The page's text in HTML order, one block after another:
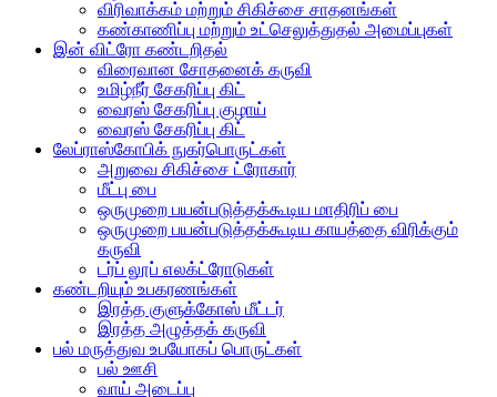
விரிவாக்கம் மற்றும் சிகிச்சை சாதனங்கள்
கண்காணிப்பு மற்றும் உட்செலுத்துதல் அமைப்புகள்
இன் விட்ரோ கண்டறிதல்
விரைவான சோதனைக் கருவி
உமிழ்நீர் சேகரிப்பு கிட்
வைரஸ் சேகரிப்பு குழாய்
வைரஸ் சேகரிப்பு கிட்
லேப்ராஸ்கோபிக் நுகர்பொருட்கள்
அறுவை சிகிச்சை ட்ரோகார்
மீட்பு பை
ஒருமுறை பயன்படுத்தக்கூடிய மாதிரிப் பை
ஒருமுறை பயன்படுத்தக்கூடிய காயத்தை விரிக்கும்
கருவி
டர்ப் லூப் எலக்ட்ரோடுகள்
கண்டறியும் உபகரணங்கள்
இரத்த குளுக்கோஸ் மீட்டர்
இரத்த அழுத்தக் கருவி
பல் மருத்துவ உபயோகப் பொருட்கள்
பல் ஊசி
வாய் அடைப்பு